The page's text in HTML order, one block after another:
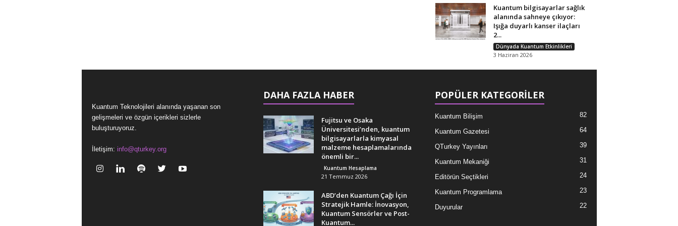
Kuantum bilgisayarlar sağlık
alanında sahneye çıkıyor:
Işığa duyarlı kanser ilaçları
2...
Dünyada Kuantum Etkinlikleri
3 Haziran 2026
Kuantum Teknolojileri alanında yaşanan son
gelişmeleri ve özgün içerikleri sizlerle
buluşturuyoruz.
İletişim: info@qturkey.org
DAHA FAZLA HABER
Fujitsu ve Osaka
Üniversitesi’nden, kuantum
bilgisayarlarla kimyasal
malzeme hesaplamalarında
önemli bir...
Kuantum Hesaplama
21 Temmuz 2026
ABD’den Kuantum Çağı İçin
Stratejik Hamle: İnovasyon,
Kuantum Sensörler ve Post-
Kuantum...
POPÜLER KATEGORİLER
Kuantum Bilişim 82
Kuantum Gazetesi 64
QTurkey Yayınları 39
Kuantum Mekaniği 31
Editörün Seçtikleri 24
Kuantum Programlama 23
Duyurular 22